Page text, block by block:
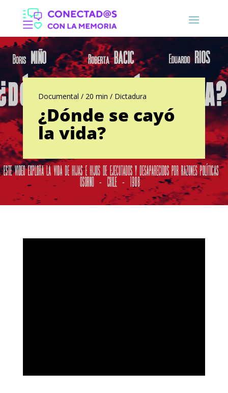
Documental / 20 min / Dictadura
¿Dónde se cayó
la vida?